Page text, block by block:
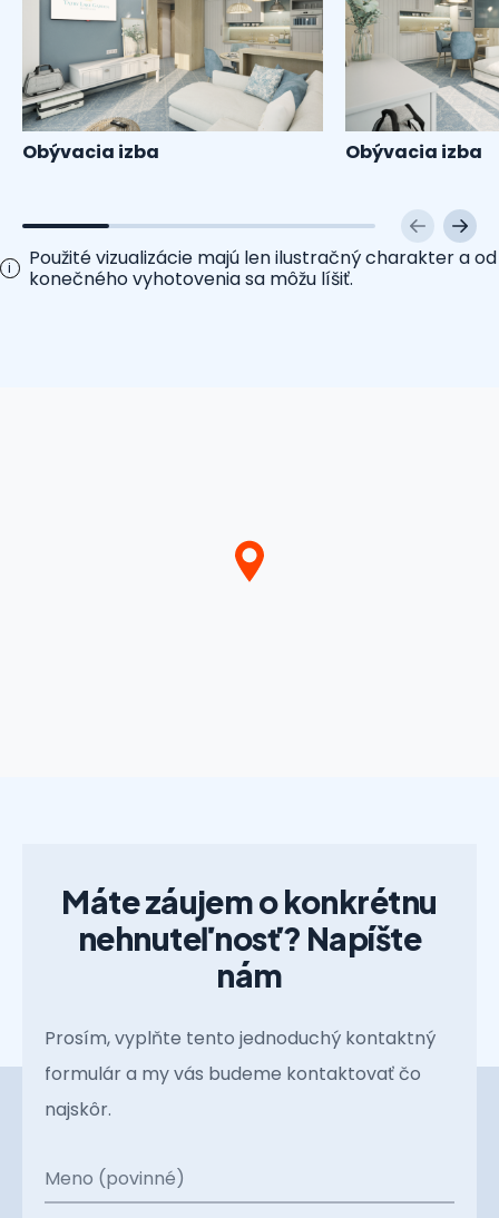
Obývacia izba Obývacia izba
i
Použité vizualizácie majú len ilustračný charakter a od
konečného vyhotovenia sa môžu líšiť.
Máte záujem o konkrétnu
nehnuteľnosť? Napíšte
nám
Prosím, vyplňte tento jednoduchý kontaktný
formulár a my vás budeme kontaktovať čo
najskôr.
Meno (povinné)